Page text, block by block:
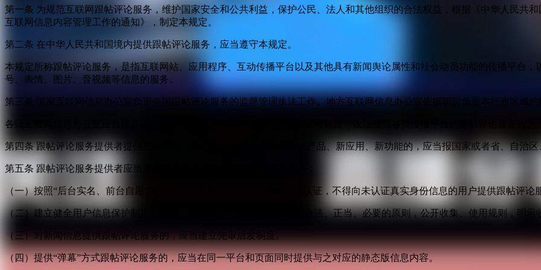
第一条 为规范互联网跟帖评论服务，维护国家安全和公共利益，保护公民、法人和其他组织的合法权益，根据《中华人民共
互联网信息内容管理工作的通知》，制定本规定。
第二条 在中华人民共和国境内提供跟帖评论服务，应当遵守本规定。
本规定所称跟帖评论服务，是指互联网站、应用程序、互动传播平台以及其他具有新闻舆论属性和社会动员功能的传播平台
号、表情、图片、音视频等信息的服务。
第三条 国家互联网信息办公室负责全国跟帖评论服务的监督管理执法工作。地方互联网信息办公室依据职责负责本行政区域
各级互联网信息办公室应当建立健全日常检查和定期检查相结合的监督管理制度，依法规范各类传播平台的跟帖评论服务行为
第四条 跟帖评论服务提供者提供互联网新闻信息服务相关的跟帖评论新产品、新应用、新功能的，应当报国家或者省、自治
第五条 跟帖评论服务提供者应当严格落实主体责任，依法履行以下义务：
（一）按照“后台实名、前台自愿”原则，对注册用户进行真实身份信息认证，不得向未认证真实身份信息的用户提供跟帖评论
（二）建立健全用户信息保护制度，收集、使用用户个人信息应当遵循合法、正当、必要的原则，公开收集、使用规则，明
（三）对新闻信息提供跟帖评论服务的，应当建立先审后发制度。
（四）提供“弹幕”方式跟帖评论服务的，应当在同一平台和页面同时提供与之对应的静态版信息内容。